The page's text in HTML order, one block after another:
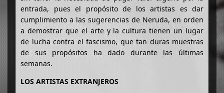
entrada, pues el propósito de los artistas es dar
cumplimiento a las sugerencias de Neruda, en orden
a demostrar que el arte y la cultura tienen un lugar
de lucha contra el fascismo, que tan duras muestras
de sus propósitos ha dado durante las últimas
semanas.
LOS ARTISTAS EXTRANJEROS